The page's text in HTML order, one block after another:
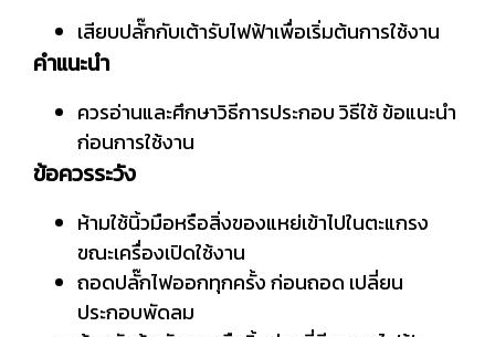
เสียบปลั๊กกับเต้ารับไฟฟ้าเพื่อเริ่มต้นการใช้งาน
คำแนะนำ
ควรอ่านและศึกษาวิธีการประกอบ วิธีใช้ ข้อแนะนำ
ก่อนการใช้งาน
ข้อควรระวัง
ห้ามใช้นิ้วมือหรือสิ่งของแหย่เข้าไปในตะแกรง
ขณะเครื่องเปิดใช้งาน
ถอดปลั๊กไฟออกทุกครั้ง ก่อนถอด เปลี่ยน
ประกอบพัดลม